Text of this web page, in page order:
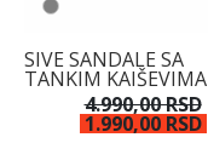
SIVE SANDALE SA
TANKIM KAIŠEVIMA
4.990,00 RSD
1.990,00 RSD